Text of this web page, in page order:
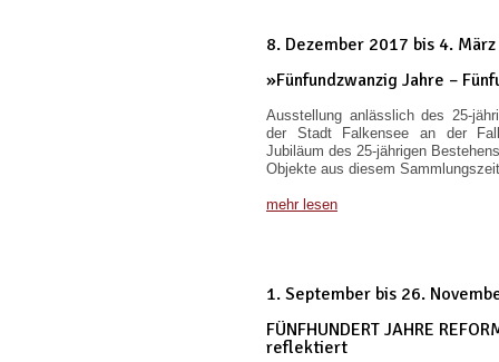
8. Dezember 2017 bis 4.
»Fünfundzwanzig Jahre –
Ausstellung anlässlich des 25-
der Stadt Falkensee an der
Jubiläum des 25-jährigen
Objekte aus diesem
mehr lesen
1. September bis 26.
FÜNFHUNDERT JAHRE
reflektiert